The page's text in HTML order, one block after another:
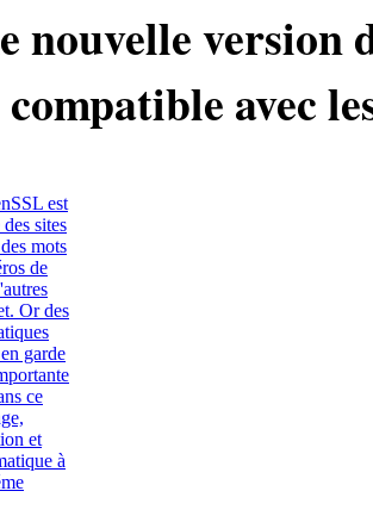
nouvelle version
avec